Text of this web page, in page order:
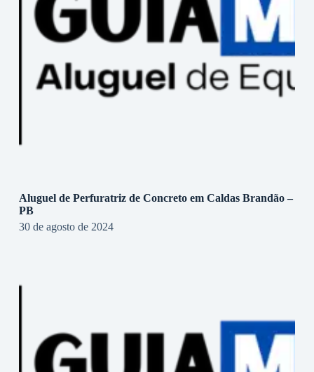
Aluguel de Perfuratriz de Concreto em Caldas Brandão –
PB
30 de agosto de 2024